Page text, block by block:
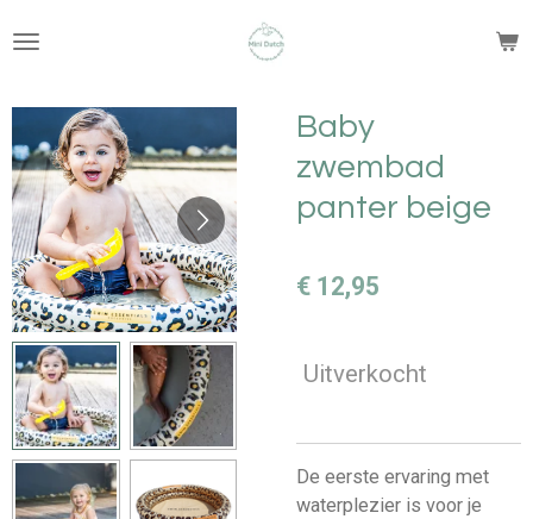
direct
de
hoofdinhoud
Baby
zwembad
panter beige
€ 12,95
Uitverkocht
De eerste ervaring met
waterplezier is voor je